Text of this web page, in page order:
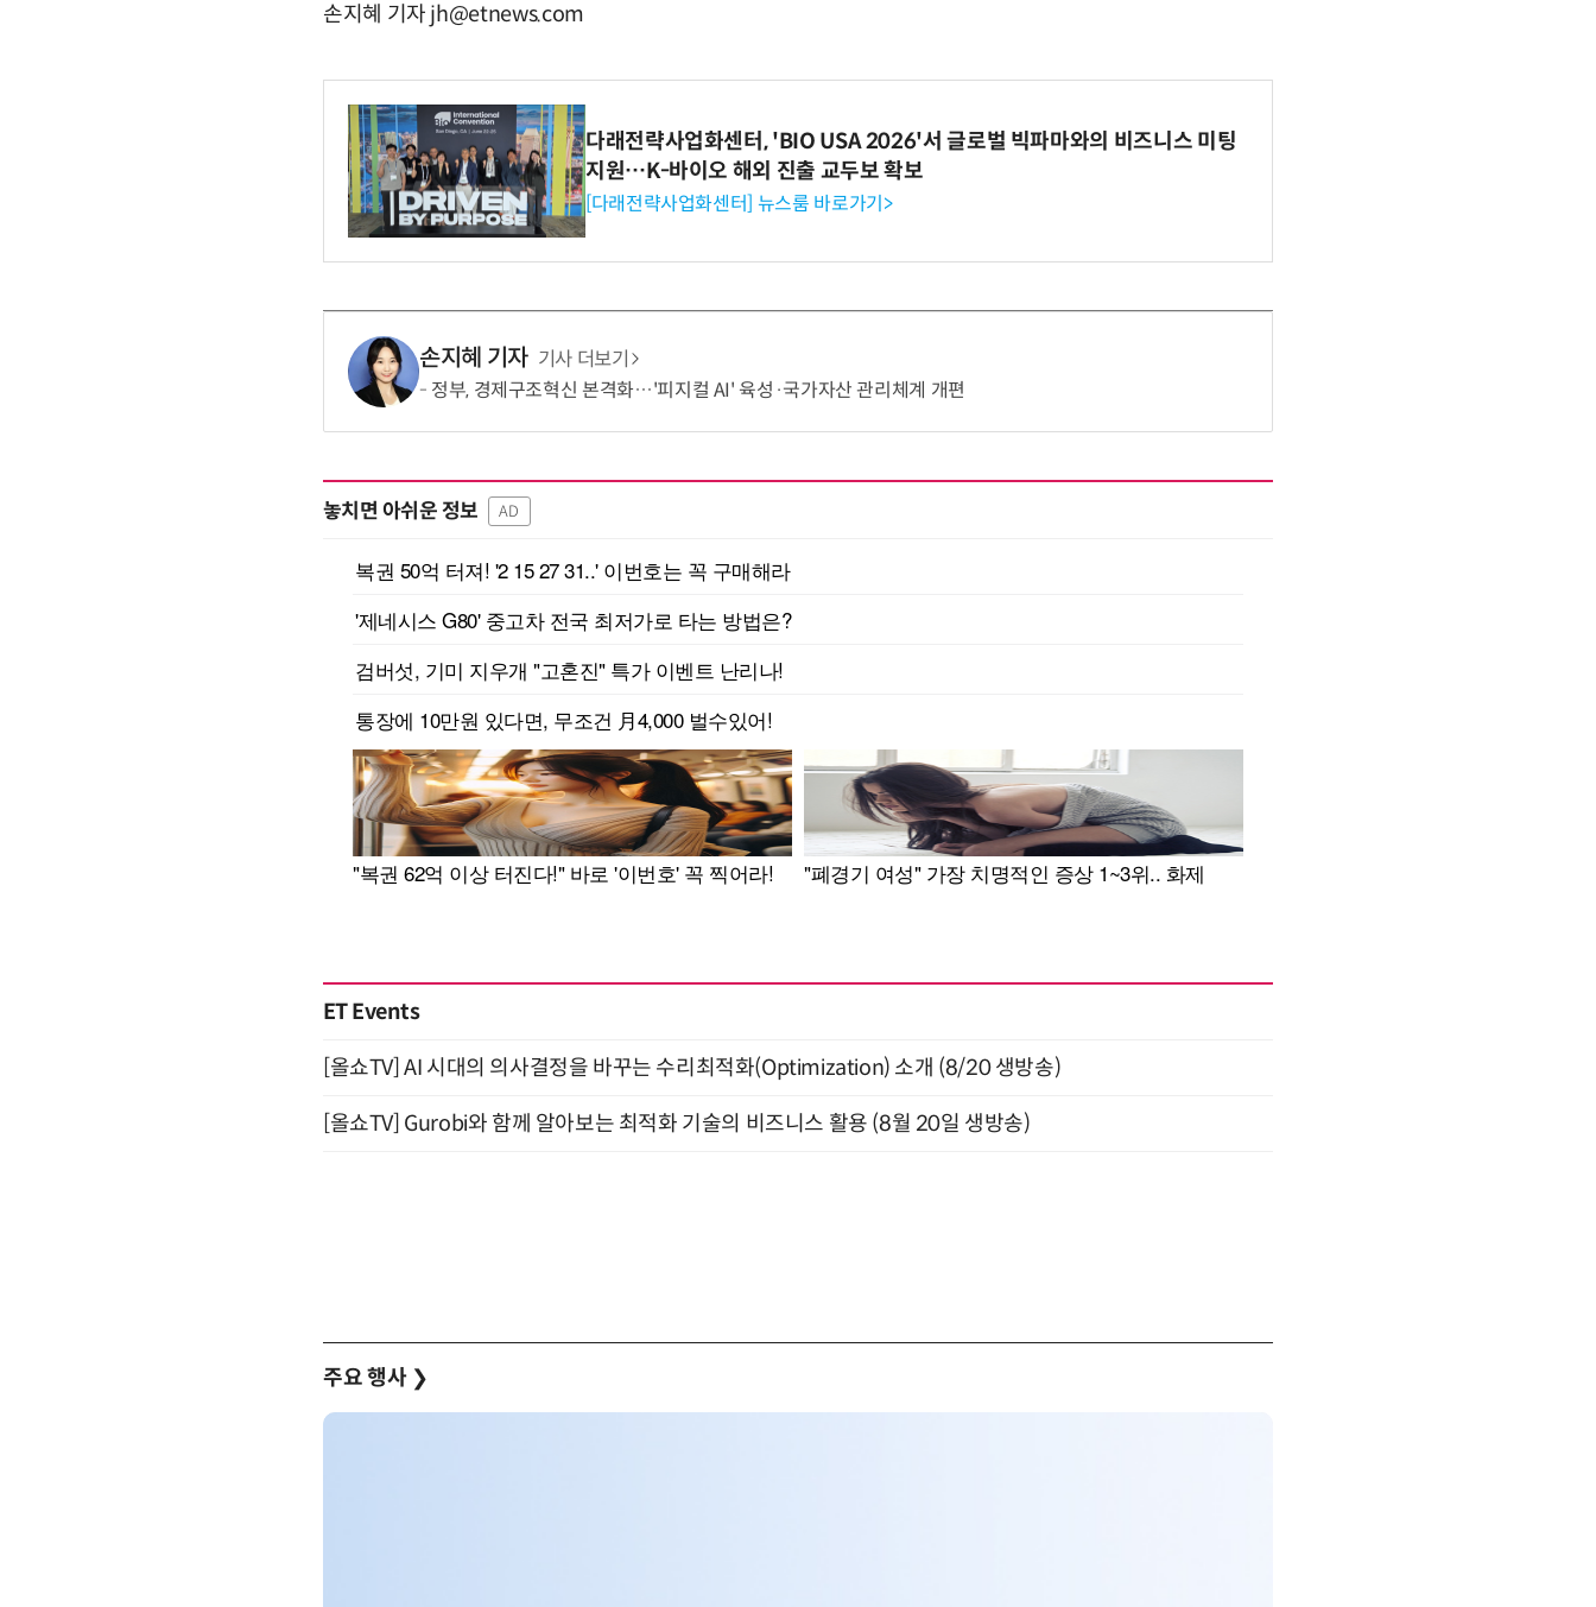
손지혜 기자 jh@etnews.com
다래전략사업화센터, 'BIO USA 2026'서 글로벌 빅파마와의 비즈니스 미팅
지원…K-바이오 해외 진출 교두보 확보
[다래전략사업화센터] 뉴스룸 바로가기>
손지혜 기자 기사 더보기
정부, 경제구조혁신 본격화…'피지컬 AI' 육성·국가자산 관리체계 개편
놓치면 아쉬운 정보 AD
ET Events
[올쇼TV] AI 시대의 의사결정을 바꾸는 수리최적화(Optimization) 소개 (8/20 생방송)
[올쇼TV] Gurobi와 함께 알아보는 최적화 기술의 비즈니스 활용 (8월 20일 생방송)
주요 행사 ❯